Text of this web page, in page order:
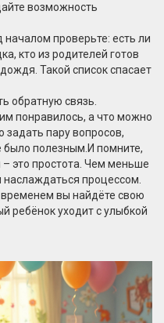
возможность
началом проверьте: есть ли
кто из родителей готов
Такой список спасает
обратную связь.
понравилось, а что можно
пару вопросов,
было полезным.И помните,
– это простота. Чем меньше
процессом.
вы найдёте свою
ребёнок уходит с улыбкой